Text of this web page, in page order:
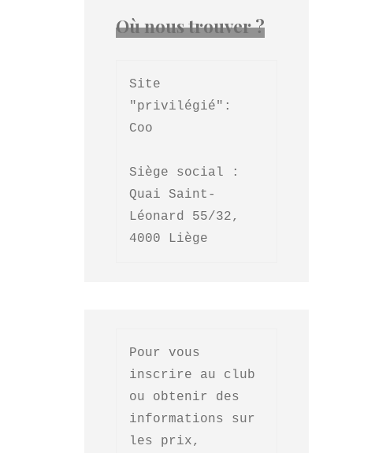
Où nous trouver ?
Site
"privilégié":
Coo
Siège social :
Quai Saint-
Léonard 55/32,
4000 Liège
Pour vous
inscrire au club
ou obtenir des
informations sur
les prix,